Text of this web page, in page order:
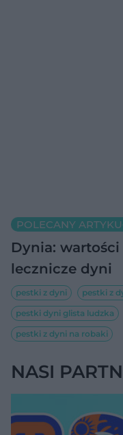
POLECANY
Dynia:
lecznicze dyni
pestki z dyni
pestki z
pestki dyni glista ludzka
pestki z dyni na robaki
NASI